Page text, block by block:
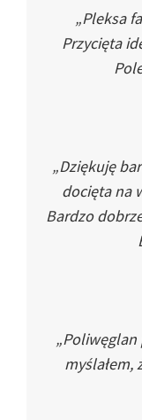
„Pleksa
Przycięta
„Dziękuję
docięta na
Bardzo
„Poliwęglan
myślałem,